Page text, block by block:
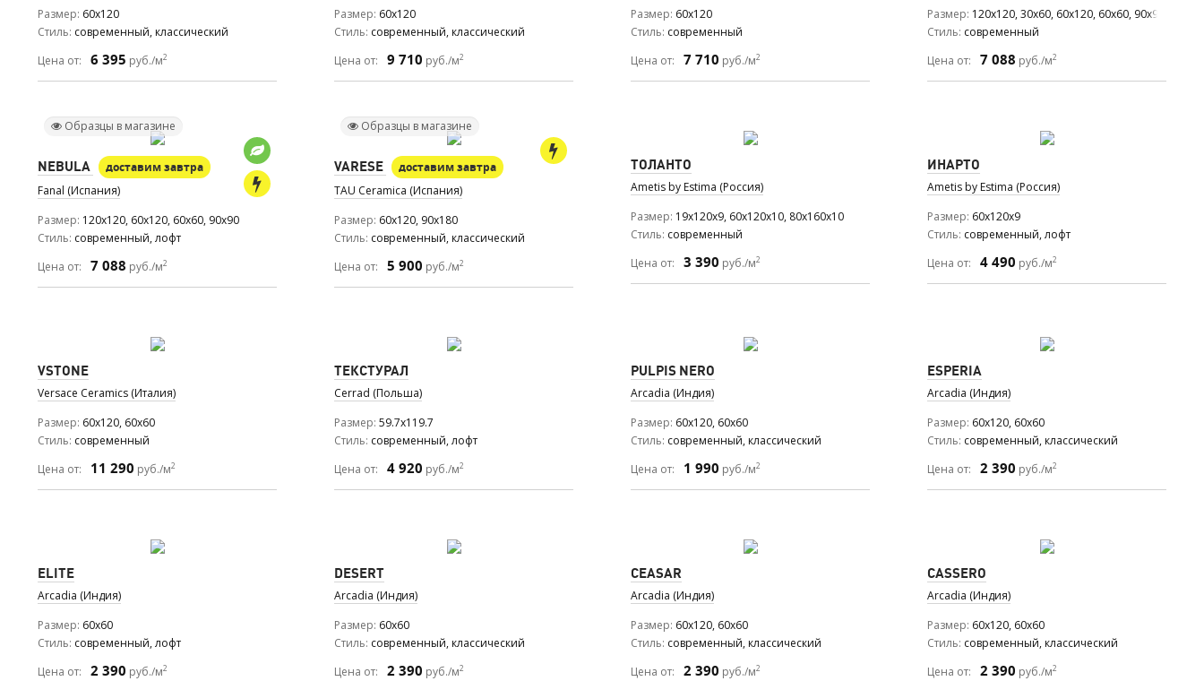
Размер 60x120
Стиль современный, классический
Цена от:
6 395 руб./м2
Размер 60x120
Стиль современный, классический
Цена от:
9 710 руб./м2
Размер 60x120
Стиль современный
Цена от:
7 710 руб./м2
Размер 120x120, 30x60, 60x120, 60x60, 90x90
Стиль современный
Цена от:
7 088 руб./м2
Образцы в магазине
NEBULA
доставим завтра
Fanal (Испания)
Размер 120x120, 60x120, 60x60, 90x90
Стиль современный, лофт
Цена от:
7 088 руб./м2
Образцы в магазине
VARESE
доставим завтра
TAU Ceramica (Испания)
Размер 60x120, 90x180
Стиль современный, классический
Цена от:
5 900 руб./м2
ТОЛАНТО
Ametis by Estima (Россия)
Размер 19x120x9, 60x120x10, 80x160x10
Стиль современный
Цена от:
3 390 руб./м2
ИНАРТО
Ametis by Estima (Россия)
Размер 60x120x9
Стиль современный, лофт
Цена от:
4 490 руб./м2
VSTONE
Versace Ceramics (Италия)
Размер 60x120, 60x60
Стиль современный
Цена от:
11 290 руб./м2
ТЕКСТУРАЛ
Cerrad (Польша)
Размер 59.7x119.7
Стиль современный, лофт
Цена от:
4 920 руб./м2
PULPIS NERO
Arcadia (Индия)
Размер 60x120, 60x60
Стиль современный, классический
Цена от:
1 990 руб./м2
ESPERIA
Arcadia (Индия)
Размер 60x120, 60x60
Стиль современный, классический
Цена от:
2 390 руб./м2
ELITE
Arcadia (Индия)
Размер 60x60
Стиль современный, лофт
Цена от:
2 390 руб./м2
DESERT
Arcadia (Индия)
Размер 60x60
Стиль современный, классический
Цена от:
2 390 руб./м2
CEASAR
Arcadia (Индия)
Размер 60x120, 60x60
Стиль современный, классический
Цена от:
2 390 руб./м2
CASSERO
Arcadia (Индия)
Размер 60x120, 60x60
Стиль современный, классический
Цена от:
2 390 руб./м2